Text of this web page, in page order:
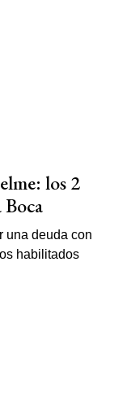
los 2